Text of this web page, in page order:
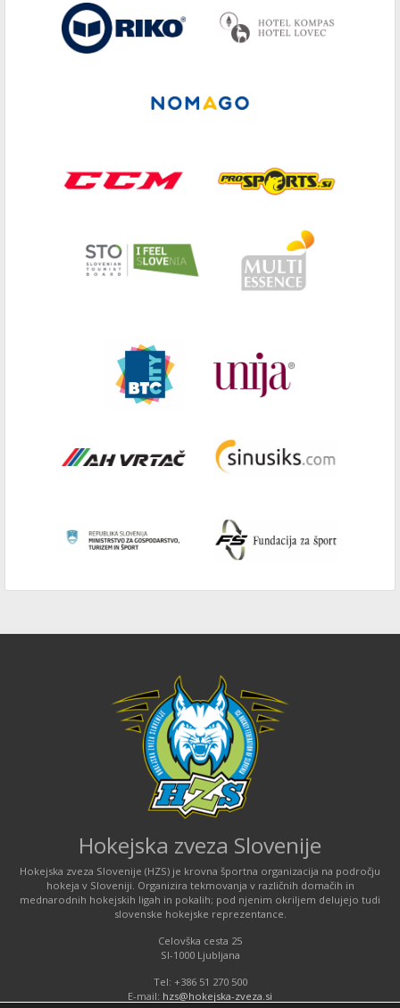
Hokejska zveza Slovenije
Hokejska zveza Slovenije (HZS) je krovna športna organizacija na področju
hokeja v Sloveniji. Organizira tekmovanja v različnih domačih in
mednarodnih hokejskih ligah in pokalih; pod njenim okriljem delujejo tudi
slovenske hokejske reprezentance.
Celovška cesta 25
SI-1000 Ljubljana
Tel: +386 51 270 500
E-mail: hzs@hokejska-zveza.si